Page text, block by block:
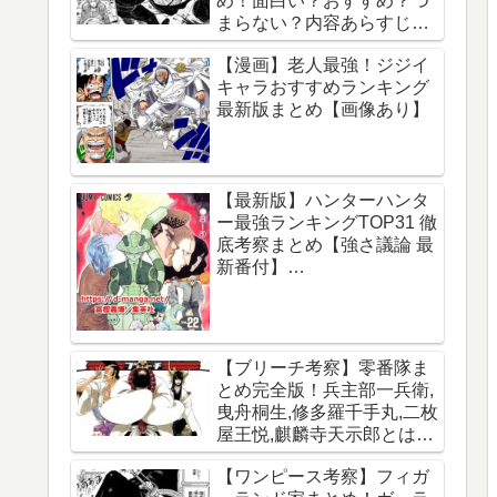
まらない？内容あらすじレ
ビュー【サカモトデイズ】
【漫画】老人最強！ジジイ
キャラおすすめランキング
最新版まとめ【画像あり】
【最新版】ハンターハンタ
ー最強ランキングTOP31 徹
底考察まとめ【強さ議論 最
新番付】
【ブリーチ考察】零番隊ま
とめ完全版！兵主部一兵衛,
曳舟桐生,修多羅千手丸,二枚
屋王悦,麒麟寺天示郎とは？
王鍵とは？異名は？声優CV
は？必殺技は？【霊王宮】
【ワンピース考察】フィガ